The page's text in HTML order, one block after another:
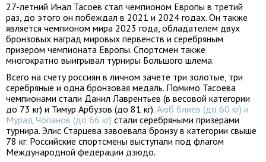
27-летний Инал Тасоев стал чемпионом Европы в третий
раз, до этого он побеждал в 2021 и 2024 годах. Он также
является чемпионом мира 2023 года, обладателем двух
бронзовых наград мировых первенств и серебряным
призером чемпионата Европы. Спортсмен также
многократно выигрывал турниры Большого шлема.
Всего на счету россиян в личном зачете три золотые, три
серебряные и одна бронзовая медаль. Помимо Тасоева
чемпионами стали Данил Лаврентьев (в весовой категории
до 73 кг) и Тимур Арбузов (до 81 кг). Аюб Блиев (до 60 кг) и
Мурад Чопанов (до 66 кг) стали серебряными призерами
турнира. Элис Старцева завоевала бронзу в категории свыше
78 кг. Российские спортсмены выступали под флагом
Международной федерации дзюдо.